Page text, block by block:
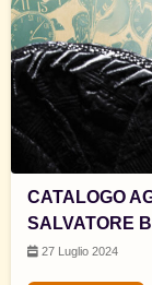
CATALOGO
SALVATORE
27 Luglio 2024